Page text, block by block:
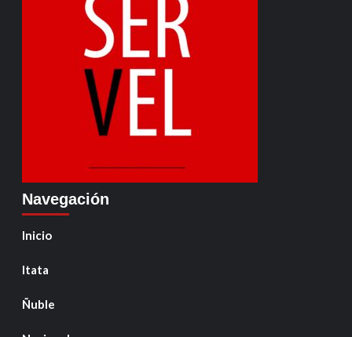
Navegación
Inicio
Itata
Ñuble